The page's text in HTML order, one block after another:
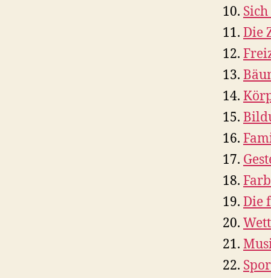
Die
Die